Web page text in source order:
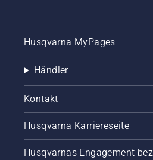
Husqvarna MyPages
Händler
Kontakt
Husqvarna Karriereseite
Husqvarnas Engagement